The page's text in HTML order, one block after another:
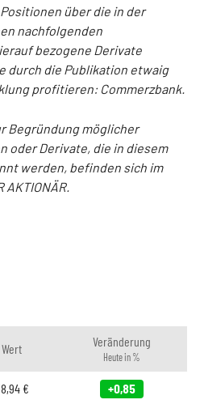
über die in der
nachfolgenden
bezogene Derivate
durch die Publikation etwaig
profitieren: Commerzbank.
Begründung möglicher
oder Derivate, die in diesem
werden, befinden sich im
AKTIONÄR.
Wert Veränderung
Heute in %
€ +0,85